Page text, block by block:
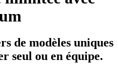
de modèles uniques
seul ou en équipe.